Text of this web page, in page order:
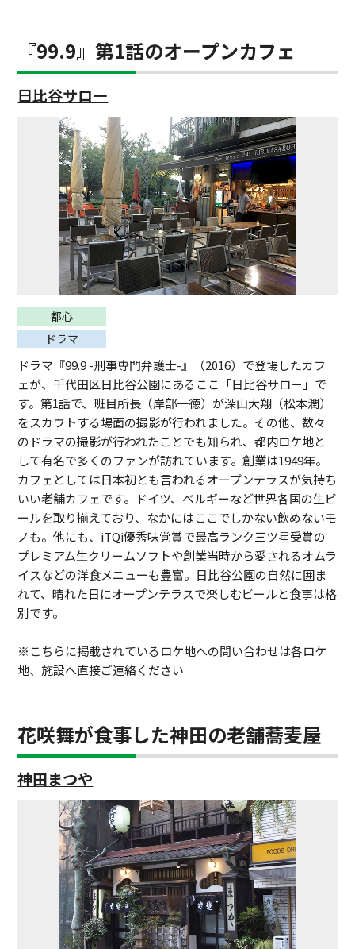
『99.9』第1話のオープンカフェ
日比谷サロー
都心
ドラマ
ドラマ『99.9 -刑事専門弁護士-』（2016）で登場したカフ
ェが、千代田区日比谷公園にあるここ「日比谷サロー」で
す。第1話で、班目所長（岸部一徳）が深山大翔（松本潤）
をスカウトする場面の撮影が行われました。その他、数々
のドラマの撮影が行われたことでも知られ、都内ロケ地と
して有名で多くのファンが訪れています。創業は1949年。
カフェとしては日本初とも言われるオープンテラスが気持ち
いい老舗カフェです。ドイツ、ベルギーなど世界各国の生ビ
ールを取り揃えており、なかにはここでしかない飲めないモ
ノも。他にも、iTQi優秀味覚賞で最高ランク三ツ星受賞の
プレミアム生クリームソフトや創業当時から愛されるオムラ
イスなどの洋食メニューも豊富。日比谷公園の自然に囲ま
れて、晴れた日にオープンテラスで楽しむビールと食事は格
別です。
※こちらに掲載されているロケ地への問い合わせは各ロケ
地、施設へ直接ご連絡ください
花咲舞が食事した神田の老舗蕎麦屋
神田まつや